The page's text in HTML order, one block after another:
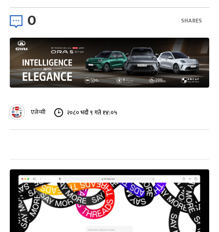
0 SHARES
एजेन्सी २०८० भदौ ९ गते १४:०५